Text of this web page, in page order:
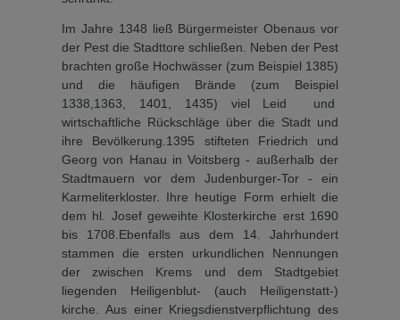
Im Jahre 1348 ließ Bürgermei­ster Obenaus vor
der Pest die Stadttore schließen. Neben der Pest
brachten große Hochwäs­ser (zum Beispiel 1385)
und die häufigen Brände (zum Beispiel
1338,1363, 1401, 1435) viel Leid und
wirtschaftliche Rückschläge über die Stadt und
ihre Bevölkerung.1395 stifteten Friedrich und
Georg von Hanau in Voitsberg - außerhalb der
Stadtmauern vor dem Judenburger-Tor - ein
Karmeliterkloster. Ihre heutige Form erhielt die
dem hl. Josef geweihte Klosterkirche erst 1690
bis 1708.Ebenfalls aus dem 14. Jahrhundert
stammen die ersten urkundlichen Nennungen
der zwischen Krems und dem Stadtgebiet
liegenden Heili­genblut- (auch Heiligenstatt-)
kirche. Aus einer Kriegsdienstverpflichtung des